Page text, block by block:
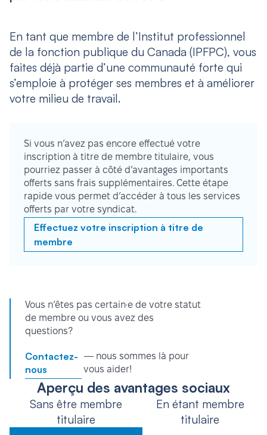
En tant que membre de l’Institut professionnel
de la fonction publique du Canada (IPFPC), vous
faites déjà partie d’une communauté forte qui
s’emploie à protéger ses membres et à améliorer
votre milieu de travail.
Si vous n’avez pas encore effectué votre
inscription à titre de membre titulaire, vous
pourriez passer à côté d’avantages importants
offerts sans frais supplémentaires. Cette étape
rapide vous permet d’accéder à tous les services
offerts par votre syndicat.
Effectuez votre inscription à titre de
membre
Vous n’êtes pas certain·e de votre statut
de membre ou vous avez des
questions?
Contactez-
nous
— nous sommes là pour
vous aider!
Aperçu des avantages sociaux
Sans être membre
titulaire
En étant membre
titulaire